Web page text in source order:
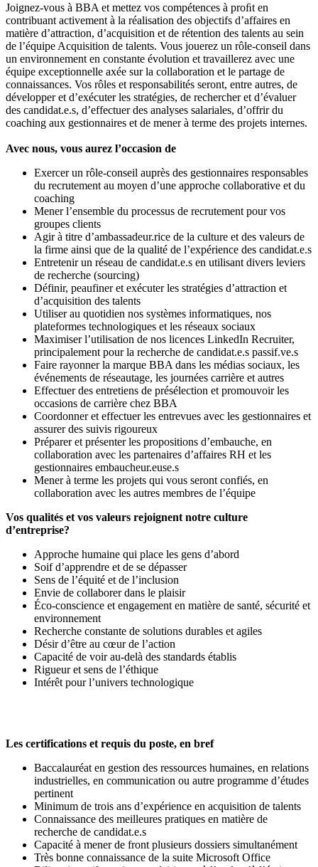
Joignez-vous à BBA et mettez vos compétences à proﬁt en
contribuant activement à la réalisation des objectifs d’affaires en
matière d’attraction, d’acquisition et de rétention des talents au sein
de l’équipe Acquisition de talents. Vous jouerez un rôle-conseil dans
un environnement en constante évolution et travaillerez avec une
équipe exceptionnelle axée sur la collaboration et le partage de
connaissances. Vos rôles et responsabilités seront, entre autres, de
développer et d’exécuter les stratégies, de rechercher et d’évaluer
des candidat.e.s, d’effectuer des analyses salariales, d’offrir du
coaching aux gestionnaires et de mener à terme des projets internes.
Avec nous, vous aurez l’occasion de
Exercer un rôle-conseil auprès des gestionnaires responsables
du recrutement au moyen d’une approche collaborative et du
coaching
Mener l’ensemble du processus de recrutement pour vos
groupes clients
Agir à titre d’ambassadeur.rice de la culture et des valeurs de
la firme ainsi que de la qualité de l’expérience des candidat.e.s
Entretenir un réseau de candidat.e.s en utilisant divers leviers
de recherche (sourcing)
Définir, peaufiner et exécuter les stratégies d’attraction et
d’acquisition des talents
Utiliser au quotidien nos systèmes informatiques, nos
plateformes technologiques et les réseaux sociaux
Maximiser l’utilisation de nos licences LinkedIn Recruiter,
principalement pour la recherche de candidat.e.s passif.ve.s
Faire rayonner la marque BBA dans les médias sociaux, les
événements de réseautage, les journées carrière et autres
Effectuer des entretiens de présélection et promouvoir les
occasions de carrière chez BBA
Coordonner et effectuer les entrevues avec les gestionnaires et
assurer des suivis rigoureux
Préparer et présenter les propositions d’embauche, en
collaboration avec les partenaires d’affaires RH et les
gestionnaires embaucheur.euse.s
Mener à terme les projets qui vous seront confiés, en
collaboration avec les autres membres de l’équipe
Vos qualités et vos valeurs rejoignent notre culture
d’entreprise?
Approche humaine qui place les gens d’abord
Soif d’apprendre et de se dépasser
Sens de l’équité et de l’inclusion
Envie de collaborer dans le plaisir
Éco-conscience et engagement en matière de santé, sécurité et
environnement
Recherche constante de solutions durables et agiles
Désir d’être au cœur de l’action
Capacité de voir au-delà des standards établis
Rigueur et sens de l’éthique
Intérêt pour l’univers technologique
Les certifications et requis du poste, en bref
Baccalauréat en gestion des ressources humaines, en relations
industrielles, en communication ou autre programme d’études
pertinent
Minimum de trois ans d’expérience en acquisition de talents
Connaissance des meilleures pratiques en matière de
recherche de candidat.e.s
Capacité à mener de front plusieurs dossiers simultanément
Très bonne connaissance de la suite Microsoft Office